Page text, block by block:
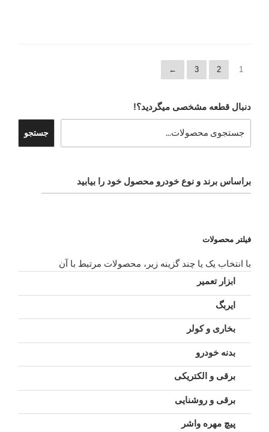
1
2
3
←
دنبال قطعه مشخصی میگردید؟!
جستجو
براساس برند و نوع خودرو محصول خود را بیابید
فیلتر محصولات
با انتخاب یک یا چند گزینه زیر، محصولات مرتبط با آن
ابزار تعمیر
ایربگ
بخاری و کولر
بدنه خودرو
برقی و الکتریکی
برقی و روشنایی
پیچ مهره واشر